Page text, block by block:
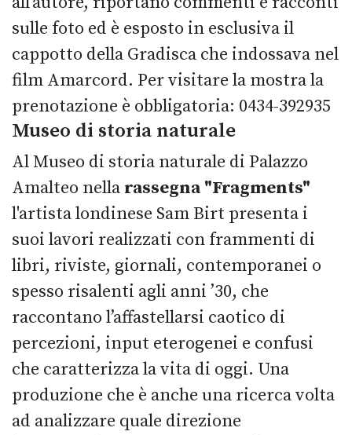
sulle foto ed è esposto in esclusiva il
cappotto della Gradisca che indossava nel
film Amarcord. Per visitare la mostra la
prenotazione è obbligatoria: 0434-392935
Museo di storia naturale
Al Museo di storia naturale di Palazzo
Amalteo nella rassegna "Fragments"
l'artista londinese Sam Birt presenta i
suoi lavori realizzati con frammenti di
libri, riviste, giornali, contemporanei o
spesso risalenti agli anni ’30, che
raccontano l’affastellarsi caotico di
percezioni, input eterogenei e confusi
che caratterizza la vita di oggi. Una
produzione che è anche una ricerca volta
ad analizzare quale direzione